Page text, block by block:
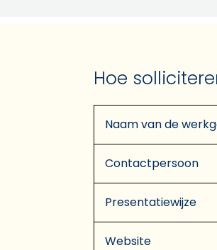
Hoe
Naam van de
Contactpersoon
Presentatiewijze
Website